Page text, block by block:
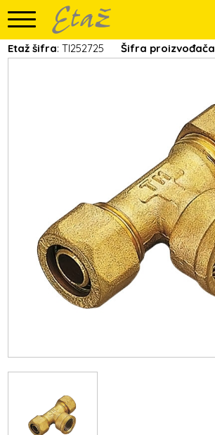
Etaž šifra: TI252725 Šifra proizvođača